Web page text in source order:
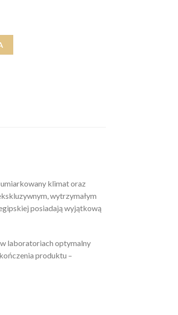
(gładki, bez haftu)
klimat oraz
wytrzymałym
posiadają wyjątkową
laboratoriach optymalny
produktu –